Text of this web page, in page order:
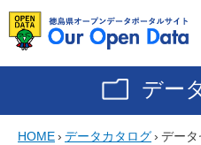
デー
HOME› データカタログ› デー